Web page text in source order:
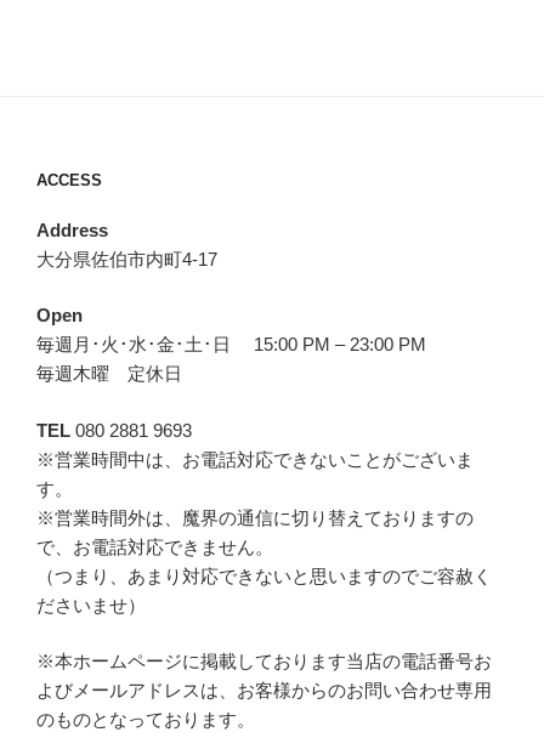
ACCESS
Address
大分県佐伯市内町4-17
Open
毎週月･火･水･金･土･日 15:00 PM – 23:00 PM
毎週木曜 定休日
TEL 080 2881 9693
※営業時間中は、お電話対応できないことがございま
す。
※営業時間外は、魔界の通信に切り替えておりますの
で、お電話対応できません。
（つまり、あまり対応できないと思いますのでご容赦く
ださいませ）
※本ホームページに掲載しております当店の電話番号お
よびメールアドレスは、お客様からのお問い合わせ専用
のものとなっております。